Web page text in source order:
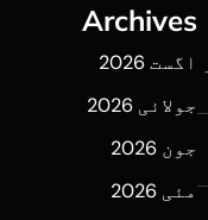
Archives
اگست 2026
جولائی 2026
جون 2026
مئی 2026